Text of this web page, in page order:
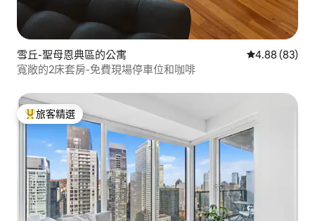
雪丘-聖母恩典區的公寓 從 83 則評價
4.88 (83)
寬敞的2床套房-免費現場停車位和咖啡
旅客精選榜首
旅客精選